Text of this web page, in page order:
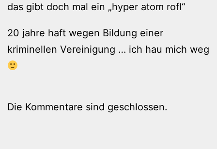
das gibt doch mal ein „hyper atom rofl“
20 jahre haft wegen Bildung einer
kriminellen Vereinigung … ich hau mich weg
Die Kommentare sind geschlossen.